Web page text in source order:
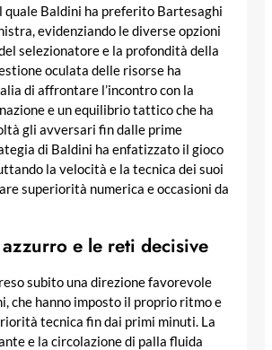
quale Baldini ha preferito Bartesaghi
evidenziando le diverse opzioni
selezionatore e la profondità della
oculata delle risorse ha
di affrontare l’incontro con la
e un equilibrio tattico che ha
gli avversari fin dalle prime
di Baldini ha enfatizzato il gioco
la velocità e la tecnica dei suoi
superiorità numerica e occasioni da
e le reti decisive
subito una direzione favorevole
che hanno imposto il proprio ritmo e
tecnica fin dai primi minuti. La
e la circolazione di palla fluida